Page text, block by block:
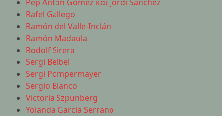
Pep Anton Gómez και Jordi Sánchez
Rafel Gallego
Ramón del Valle-Inclán
Ramón Madaula
Rodolf Sirera
Sergi Belbel
Sergi Pompermayer
Sergio Blanco
Victoria Szpunberg
Yolanda Garcia Serrano